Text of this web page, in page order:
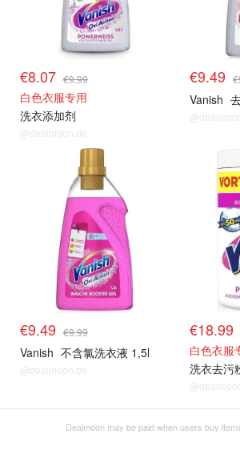
€8.07 €9.99
白色衣服专用
洗衣添加剂
@dealmoon.de
€9.49
Vanish
€9.49 €9.99
Vanish 不含氯洗衣液 1,5l
@dealmoon.de
€18.99
白色衣服
洗衣去污
Dealmoon may be paid when users buy